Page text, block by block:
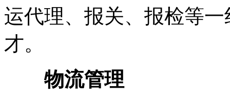
运代理、报关、报检等
才。
物流管理